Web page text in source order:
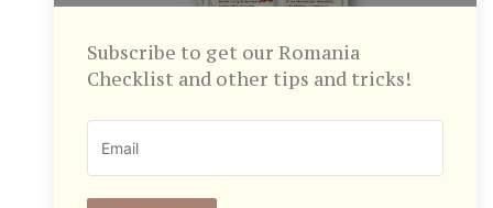
Subscribe to get our Romania
Checklist and other tips and tricks!